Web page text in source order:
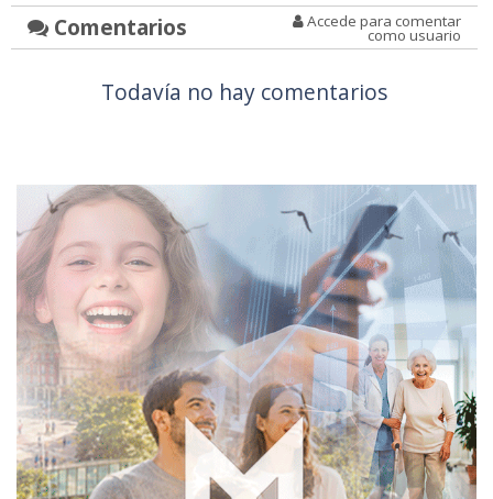
Comentarios Accede para comentar
como usuario
Todavía no hay comentarios